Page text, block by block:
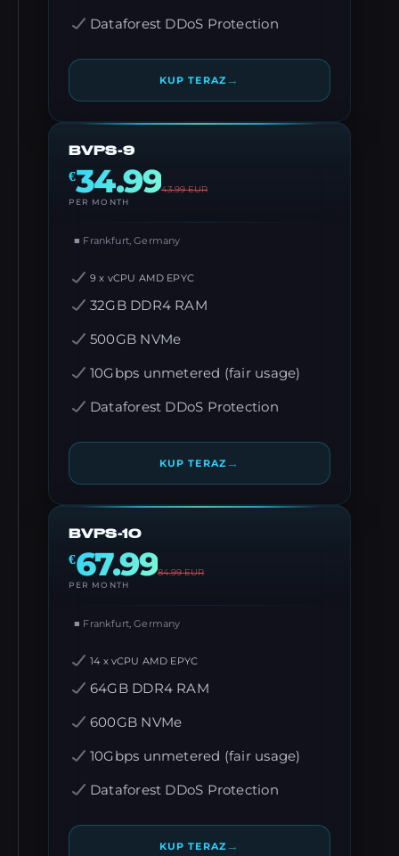
Dataforest DDoS Protection
KUP TERAZ→
BVPS-9
€34.9943.99EUR
PER MONTH
■ Frankfurt, Germany
9 x vCPU AMD EPYC
32GB DDR4 RAM
500GB NVMe
10Gbps unmetered (fair usage)
Dataforest DDoS Protection
KUP TERAZ→
BVPS-10
€67.9984.99EUR
PER MONTH
■ Frankfurt, Germany
14 x vCPU AMD EPYC
64GB DDR4 RAM
600GB NVMe
10Gbps unmetered (fair usage)
Dataforest DDoS Protection
KUP TERAZ→